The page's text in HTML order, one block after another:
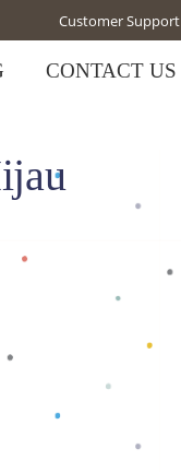
Customer Support
CONTACT US